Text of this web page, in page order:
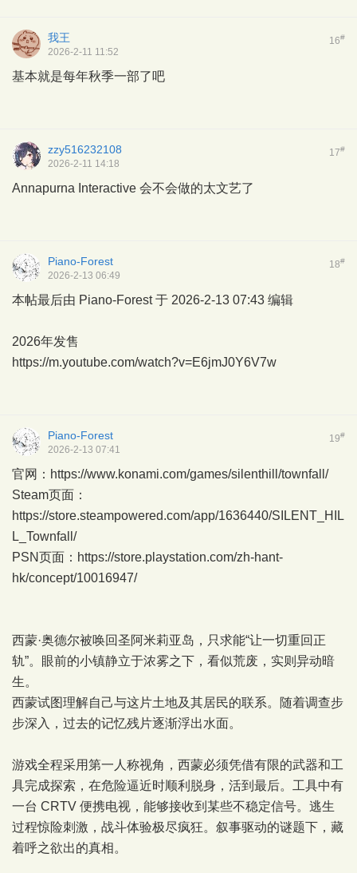
16#
我王
2026-2-11 11:52
基本就是每年秋季一部了吧
17#
zzy516232108
2026-2-11 14:18
Annapurna Interactive 会不会做的太文艺了
18#
Piano-Forest
2026-2-13 06:49
本帖最后由 Piano-Forest 于 2026-2-13 07:43 编辑
2026年发售
https://m.youtube.com/watch?v=E6jmJ0Y6V7w
19#
Piano-Forest
2026-2-13 07:41
官网： https://www.konami.com/games/silenthill/townfall/
Steam页面：
https://store.steampowered.com/app/1636440/SILENT_HIL
L_Townfall/
PSN页面： https://store.playstation.com/zh-hant-
hk/concept/10016947/
西蒙·奥德尔被唤回圣阿米莉亚岛，只求能“让一切重回正
轨”。眼前的小镇静立于浓雾之下，看似荒废，实则异动暗
生。
西蒙试图理解自己与这片土地及其居民的联系。随着调查步
步深入，过去的记忆残片逐渐浮出水面。
游戏全程采用第一人称视角，西蒙必须凭借有限的武器和工
具完成探索，在危险逼近时顺利脱身，活到最后。工具中有
一台 CRTV 便携电视，能够接收到某些不稳定信号。逃生
过程惊险刺激，战斗体验极尽疯狂。叙事驱动的谜题下，藏
着呼之欲出的真相。